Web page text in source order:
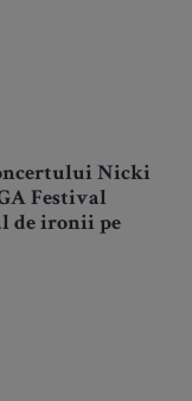
Nicki
Festival
de ironii pe